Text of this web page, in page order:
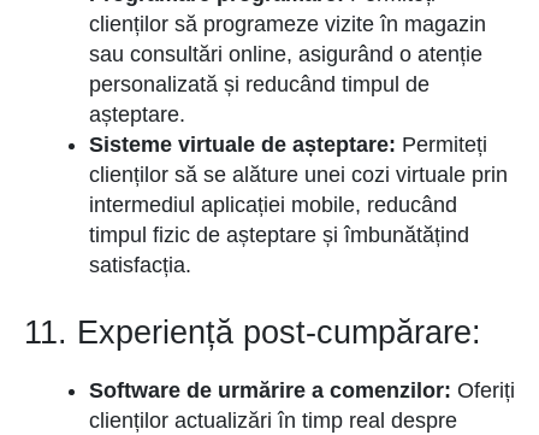
clienților să programeze vizite în magazin
sau consultări online, asigurând o atenție
personalizată și reducând timpul de
așteptare.
Sisteme virtuale de așteptare: Permiteți
clienților să se alăture unei cozi virtuale prin
intermediul aplicației mobile, reducând
timpul fizic de așteptare și îmbunătățind
satisfacția.
11. Experiență post-cumpărare:
Software de urmărire a comenzilor: Oferiți
clienților actualizări în timp real despre